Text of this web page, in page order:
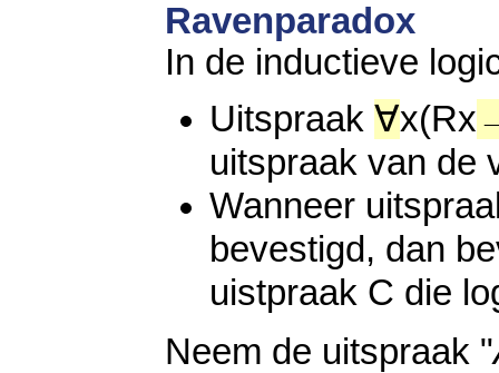
Ravenparadox
In de inductieve
Uitspraak ∀x(Rx
uitspraak van de
Wanneer
bevestigd, dan
uistpraak C die
Neem de uitspraak "